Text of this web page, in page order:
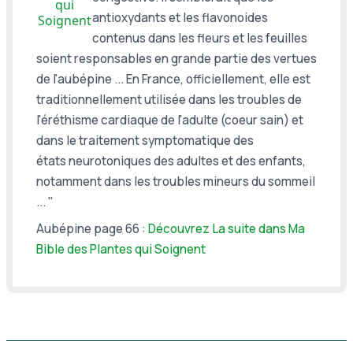
qui
Soignentantioxydants et les flavonoides
contenus dans les fleurs et les feuilles
soient responsables en grande partie des vertues
de l'aubépine ... En France, officiellement, elle est
traditionnellement utilisée dans les troubles de
l'éréthisme cardiaque de l'adulte (coeur sain) et
dans le traitement symptomatique des
étatsneurotoniques des adultes et des enfants,
notamment dans les troubles mineurs du sommeil
... "
Aubépine page 66 : Découvrez La suite dans Ma
Bible des Plantes qui Soignent